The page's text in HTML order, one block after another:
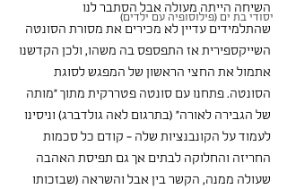
יסודי בת ים (פילוסופיה עם ילדים)
השיחה הייתה מעולה אבל הסתבר לנו
שהתלמידים עדיין לא מכירים את מסורת הסונטה
השייקספירית אז התפספס בה משהו, ולכן הקדשנו
אתמול את החצי הראשון של המפגש לסוגת
הסונטה. פתחנו עם סונטה פטררקית מתוך "מותה
של הגבירה לאורה" (בתרגום לאה גולדברג) וניסינו
לעמוד על הקונבנציות שלה - קודם כל סכמות
החריזה והחלוקה לבתים אך גם תפיסת האהבה
שעולה ממנה, הקשר בין אבל והשראה (שבזכותו